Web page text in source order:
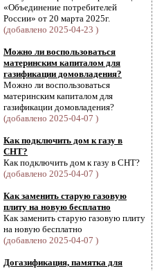
«Объединение потребителей
России» от 20 марта 2025г.
(добавлено 2025-04-23 )
Можно ли воспользоваться
материнским капиталом для
газификации домовладения?
Можно ли воспользоваться
материнским капиталом для
газификации домовладения?
(добавлено 2025-04-07 )
Как подключить дом к газу в
СНТ?
Как подключить дом к газу в СНТ?
(добавлено 2025-04-07 )
Как заменить старую газовую
плиту на новую бесплатно
Как заменить старую газовую плиту
на новую бесплатно
(добавлено 2025-04-07 )
Догазификация, памятка для